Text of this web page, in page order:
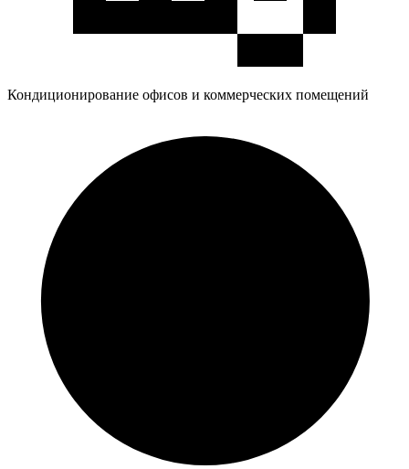
Кондиционирование офисов и коммерческих помещений